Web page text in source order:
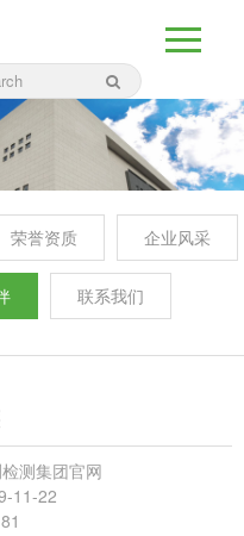
荣誉资质 企业风采
联系我们
测集团官网
11-22